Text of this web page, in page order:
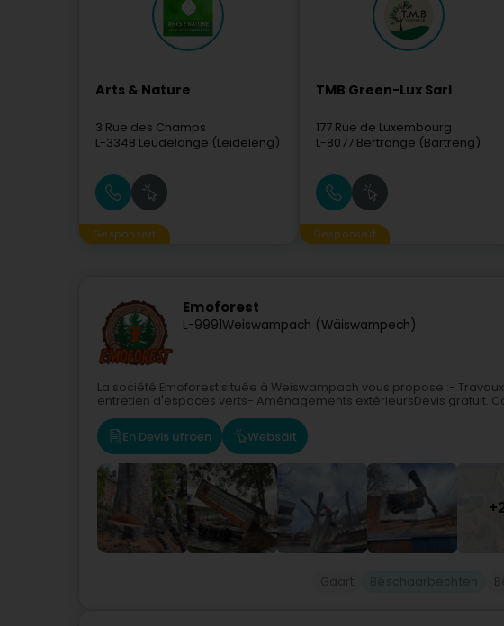
Arts & Nature
3 Rue des Champs
L-3348 Leudelange (Leideleng)
Gesponsert
TMB Green-Lux Sarl
177 Rue de Luxembourg
L-8077 Bertrange (Bartreng)
Gesponsert
Emoforest
L-9991Weiswampach (Wäiswampech)
La société Emoforest située à Weiswampach vous propose :-
entretien d'espaces verts- Aménagements extérieursDevis gratuit.
En Devis ufroen Websäit